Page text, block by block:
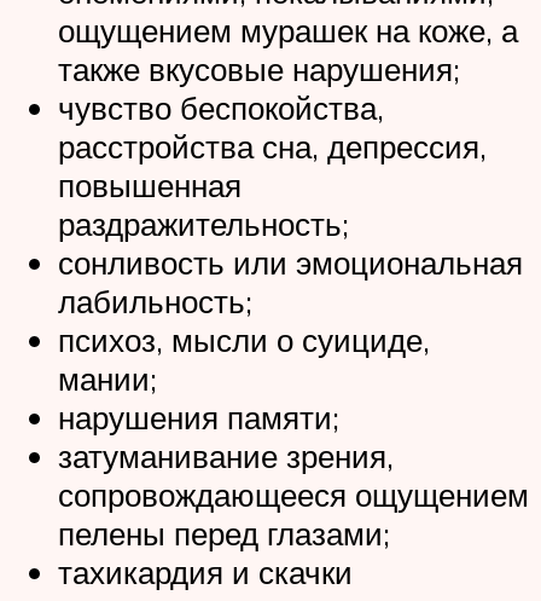
ощущением мурашек на коже, а
также вкусовые нарушения;
чувство беспокойства,
расстройства сна, депрессия,
повышенная
раздражительность;
сонливость или эмоциональная
лабильность;
психоз, мысли о суициде,
мании;
нарушения памяти;
затуманивание зрения,
сопровождающееся ощущением
пелены перед глазами;
тахикардия и скачки